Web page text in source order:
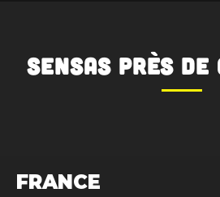
SENSAS près de
FRANCE